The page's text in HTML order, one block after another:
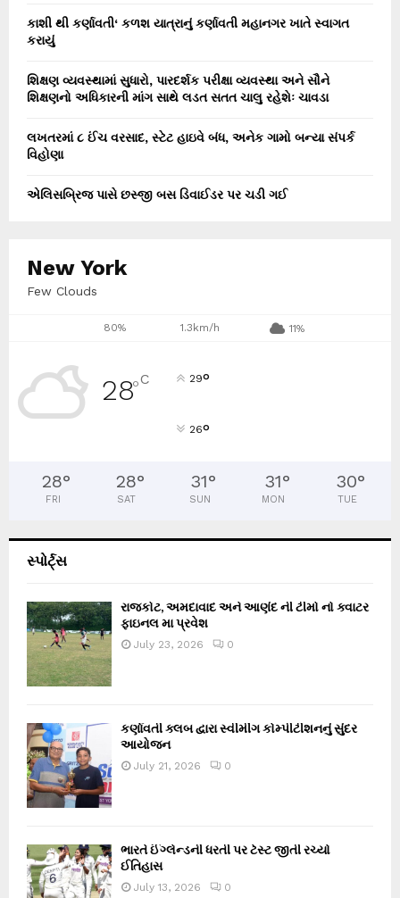
કાશી થી કર્ણાવતી‘ કળશ યાત્રાનું કર્ણાવતી મહાનગર ખાતે સ્વાગત
કરાયું
શિક્ષણ વ્યવસ્થામાં સુધારો, પારદર્શક પરીક્ષા વ્યવસ્થા અને સૌને
શિક્ષણનો અધિકારની માંગ સાથે લડત સતત ચાલુ રહેશેઃ ચાવડા
લખતરમાં ૮ ઈંચ વરસાદ, સ્ટેટ હાઇવે બંધ, અનેક ગામો બન્યા સંપર્ક
વિહોણા
એલિસબ્રિજ પાસે છસ્જી બસ ડિવાઈડર પર ચડી ગઈ
New York
Few Clouds
80% 1.3km/h 11%
28°C 29°
26°
28°
FRI
28°
SAT
31°
SUN
31°
MON
30°
TUE
સ્પોર્ટ્સ
રાજકોટ, અમદાવાદ અને આણંદ ની ટીમો નો ક્વાટર
ફાઇનલ મા પ્રવેશ
July 23, 2026 0
કર્ણાવતી ક્લબ દ્વારા સ્વીમીંગ કોમ્પીટીશનનું સુંદર
આયોજન
July 21, 2026 0
ભારતે ઈંગ્લેન્ડની ધરતી પર ટેસ્ટ જીતી રચ્યો
ઈતિહાસ
July 13, 2026 0